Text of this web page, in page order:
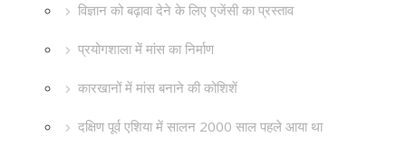
विज्ञान को बढ़ावा देने के लिए एजेंसी का प्रस्ताव
प्रयोगशाला में मांस का निर्माण
कारखानों में मांस बनाने की कोशिशें
दक्षिण पूर्व एशिया में सालन 2000 साल पहले आया था